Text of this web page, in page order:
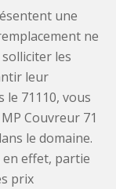
une
ne
les
leur
le 71110, vous
Couvreur 71
le domaine.
effet, partie
prix